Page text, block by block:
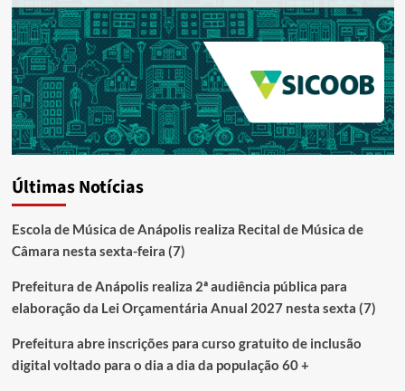
Últimas Notícias
Escola de Música de Anápolis realiza Recital de Música de
Câmara nesta sexta-feira (7)
Prefeitura de Anápolis realiza 2ª audiência pública para
elaboração da Lei Orçamentária Anual 2027 nesta sexta (7)
Prefeitura abre inscrições para curso gratuito de inclusão
digital voltado para o dia a dia da população 60 +